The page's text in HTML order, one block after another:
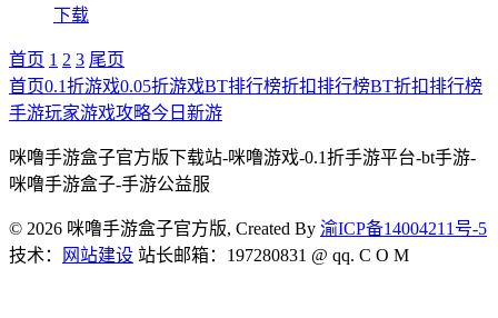
下载
首页 1 2 3 尾页
首页0.1折游戏0.05折游戏BT排行榜折扣排行榜BT折扣排行榜
手游玩家游戏攻略今日新游
咪噜手游盒子官方版下载站-咪噜游戏-0.1折手游平台-bt手游-
咪噜手游盒子-手游公益服
© 2026 咪噜手游盒子官方版, Created By 渝ICP备14004211号-5
技术：
网站建设 站长邮箱：197280831 @ qq. C O M